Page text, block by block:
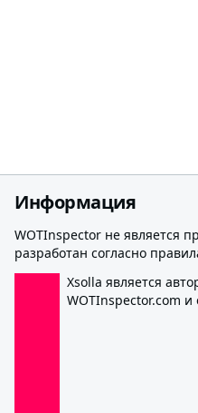
Информация
WOTInspector не является
разработан согласно
Xsolla является
WOTInspector.com и